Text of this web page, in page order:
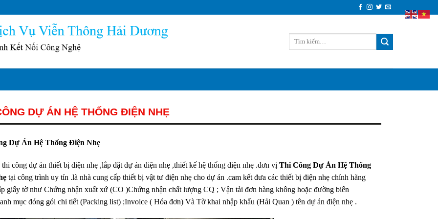
DỰ ÁN HỆ THỐNG ĐIỆN NHẸ
Dự Án Hệ Thống Điện Nhẹ
công dự án thiết bị điện nhẹ ,lắp đặt dự án điện nhẹ ,thiết kế hệ thống điện nhẹ .đơn vị Thi Công Dự Án Hệ Thống
tại công trình uy tín .là nhà cung cấp thiết bị vật tư điện nhẹ cho dự án .cam kết đưa các thiết bị điện nhẹ chính hãng
giấy tờ như Chứng nhận xuất xứ (CO )Chứng nhận chất lượng CQ ; Vận tải đơn hàng không hoặc đường biển
mục đóng gói chi tiết (Packing list) ;Invoice ( Hóa đơn) Và Tờ khai nhập khẩu (Hải Quan ) tên dự án điện nhẹ .